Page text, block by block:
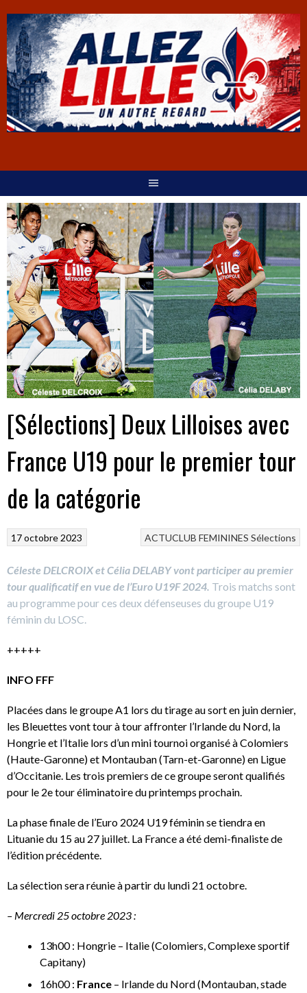
[Sélections] Deux Lilloises avec
France U19 pour le premier tour
de la catégorie
ACTUCLUB FEMININES Sélections
17 octobre 2023
Céleste DELCROIX et Célia DELABY vont participer au premier
tour qualificatif en vue de l’Euro U19F 2024. Trois matchs sont
au programme pour ces deux défenseuses du groupe U19
féminin du LOSC.
+++++
INFO FFF
Placées dans le groupe A1 lors du tirage au sort en juin dernier,
les Bleuettes vont tour à tour affronter l’Irlande du Nord, la
Hongrie et l’Italie lors d’un mini tournoi organisé à Colomiers
(Haute-Garonne) et Montauban (Tarn-et-Garonne) en Ligue
d’Occitanie. Les trois premiers de ce groupe seront qualifiés
pour le 2e tour éliminatoire du printemps prochain.
La phase finale de l’Euro 2024 U19 féminin se tiendra en
Lituanie du 15 au 27 juillet. La France a été demi-finaliste de
l’édition précédente.
La sélection sera réunie à partir du lundi 21 octobre.
– Mercredi 25 octobre 2023 :
13h00 : Hongrie – Italie (Colomiers, Complexe sportif
Capitany)
16h00 : France – Irlande du Nord (Montauban, stade